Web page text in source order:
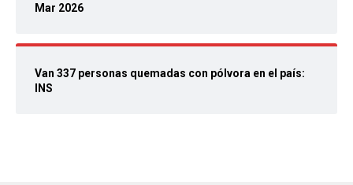
Mar 2026
Van 337 personas quemadas con pólvora en el país:
INS